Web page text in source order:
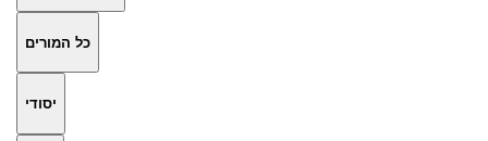
כל המורים
יסודי